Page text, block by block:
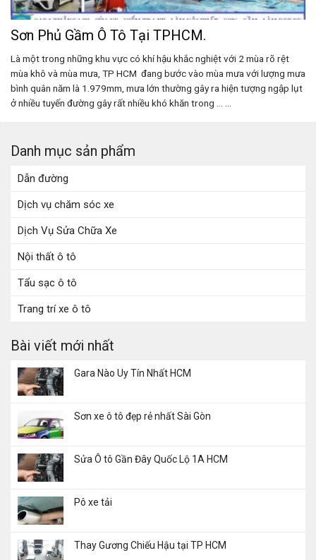
Danh mục sản phẩm
Dẫn đường
Dịch vụ chăm sóc xe
Dịch Vụ Sửa Chữa Xe
Nội thất ô tô
Tẩu sạc ô tô
Trang trí xe ô tô
Bài viết mới nhất
Gara Nào Uy Tín Nhất HCM
Sơn xe ô tô đẹp rẻ nhất Sài Gòn
Sửa Ô tô Gần Đây Quốc Lộ 1A HCM
Pô xe tải
Thay Gương Chiếu Hậu tại TP HCM
Sơn Phủ Gầm Ô Tô Tại TPHCM.
Là một trong những khu vực có khí hậu khắc nghiệt với 2 mùa rõ rệt
mùa khô và mùa mưa, TP HCM đang bước vào mùa mưa với lượng mưa
bình quân năm là 1.979mm, mưa lớn thường gây ra hiện tượng ngập lụt
ở nhiều tuyến đường gây rất nhiều khó khăn trong ... ...